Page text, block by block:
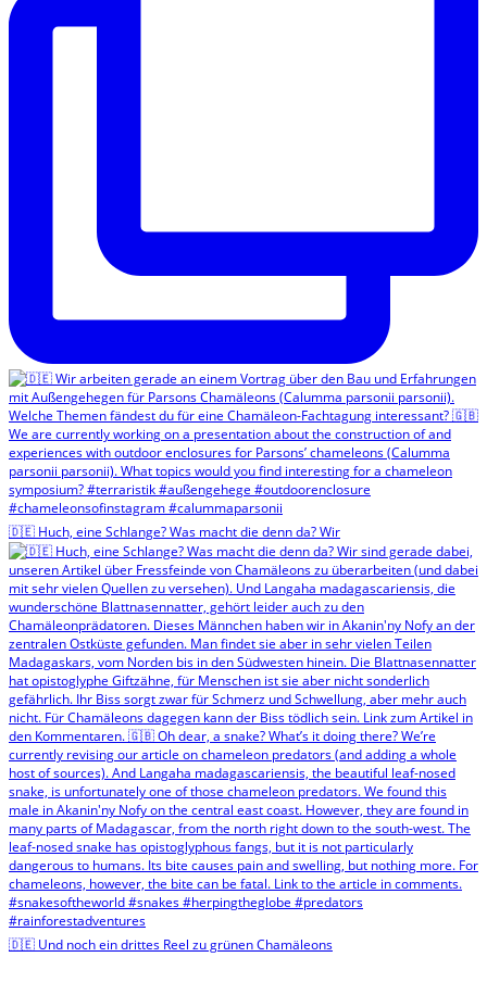
🇩🇪 Huch, eine Schlange? Was macht die denn da? Wir
🇩🇪 Und noch ein drittes Reel zu grünen Chamäleons